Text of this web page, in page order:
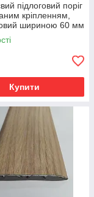
підлоговий поріг
кріпленням,
шириною 60 мм
Купити